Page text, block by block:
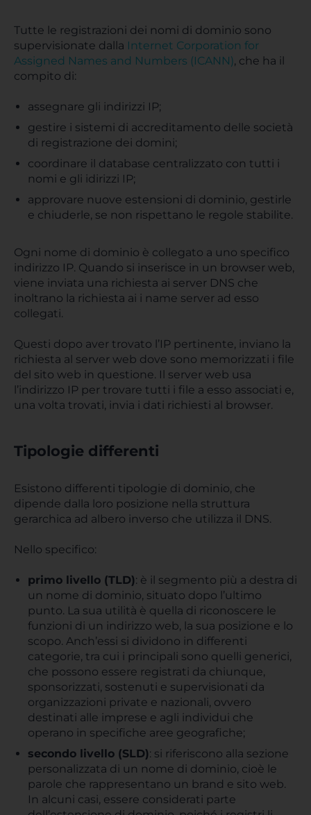
Tutte le registrazioni dei nomi di dominio sono
supervisionate dalla Internet Corporation for
Assigned Names and Numbers (ICANN), che ha il
compito di:
assegnare gli indirizzi IP;
gestire i sistemi di accreditamento delle società
di registrazione dei domini;
coordinare il database centralizzato con tutti i
nomi e gli idirizzi IP;
approvare nuove estensioni di dominio, gestirle
e chiuderle, se non rispettano le regole stabilite.
Ogni nome di dominio è collegato a uno specifico
indirizzo IP. Quando si inserisce in un browser web,
viene inviata una richiesta ai server DNS che
inoltrano la richiesta ai i name server ad esso
collegati.
Questi dopo aver trovato l’IP pertinente, inviano la
richiesta al server web dove sono memorizzati i file
del sito web in questione. Il server web usa
l’indirizzo IP per trovare tutti i file a esso associati e,
una volta trovati, invia i dati richiesti al browser.
Tipologie differenti
Esistono differenti tipologie di dominio, che
dipende dalla loro posizione nella struttura
gerarchica ad albero inverso che utilizza il DNS.
Nello specifico:
primo livello (TLD): è il segmento più a destra di
un nome di dominio, situato dopo l’ultimo
punto. La sua utilità è quella di riconoscere le
funzioni di un indirizzo web, la sua posizione e lo
scopo. Anch’essi si dividono in differenti
categorie, tra cui i principali sono quelli generici,
che possono essere registrati da chiunque,
sponsorizzati, sostenuti e supervisionati da
organizzazioni private e nazionali, ovvero
destinati alle imprese e agli individui che
operano in specifiche aree geografiche;
secondo livello (SLD): si riferiscono alla sezione
personalizzata di un nome di dominio, cioè le
parole che rappresentano un brand e sito web.
In alcuni casi, essere considerati parte